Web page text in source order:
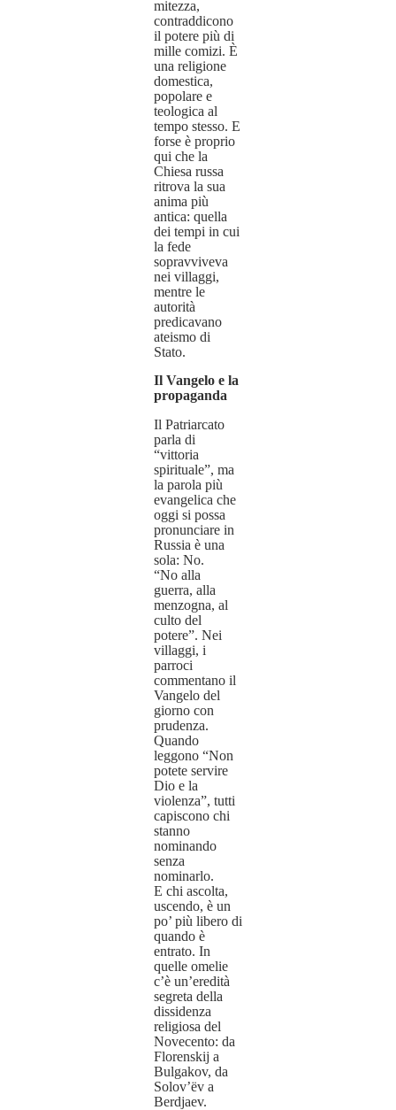
mitezza,
contraddicono
il potere più di
mille comizi. È
una religione
domestica,
popolare e
teologica al
tempo stesso. E
forse è proprio
qui che la
Chiesa russa
ritrova la sua
anima più
antica: quella
dei tempi in cui
la fede
sopravviveva
nei villaggi,
mentre le
autorità
predicavano
ateismo di
Stato.
Il Vangelo e la
propaganda
Il Patriarcato
parla di
“vittoria
spirituale”, ma
la parola più
evangelica che
oggi si possa
pronunciare in
Russia è una
sola: No.
“No alla
guerra, alla
menzogna, al
culto del
potere”. Nei
villaggi, i
parroci
commentano il
Vangelo del
giorno con
prudenza.
Quando
leggono “Non
potete servire
Dio e la
violenza”, tutti
capiscono chi
stanno
nominando
senza
nominarlo.
E chi ascolta,
uscendo, è un
po’ più libero di
quando è
entrato. In
quelle omelie
c’è un’eredità
segreta della
dissidenza
religiosa del
Novecento: da
Florenskij a
Bulgakov, da
Solov’ëv a
Berdjaev.